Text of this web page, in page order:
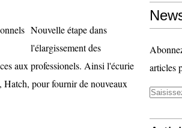
Nouvelle étape dans
l'élargissement des
aux professionels. Ainsi l'écurie
Hatch, pour fournir de nouveaux
articles